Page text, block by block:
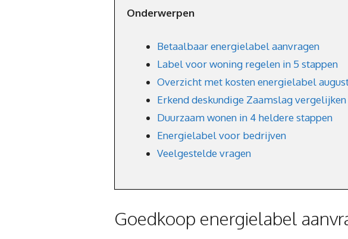
Onderwerpen
Betaalbaar energielabel aanvragen
Label voor woning regelen in 5 stappen
Overzicht met kosten energielabel
Erkend deskundige Zaamslag vergelijken
Duurzaam wonen in 4 heldere stappen
Energielabel voor bedrijven
Veelgestelde vragen
Goedkoop energielabel